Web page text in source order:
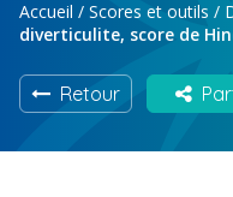
Accueil / Scores et outils /
diverticulite, score de
Retour